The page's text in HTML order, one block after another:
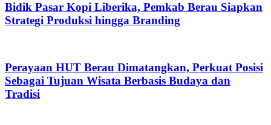
Bidik Pasar Kopi Liberika, Pemkab Berau Siapkan
Strategi Produksi hingga Branding
Perayaan HUT Berau Dimatangkan, Perkuat Posisi
Sebagai Tujuan Wisata Berbasis Budaya dan
Tradisi